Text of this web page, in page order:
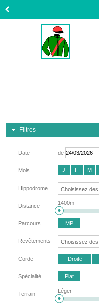
Filtres
Date de
Mois J F M
Hippodrome
Distance 1400m
Parcours MP
Revêtements
Corde Droite
Spécialité Plat
Terrain Léger